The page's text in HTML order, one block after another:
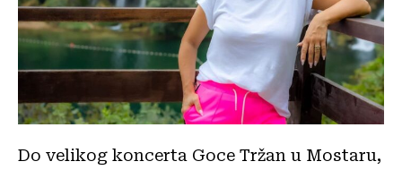
Do velikog koncerta Goce Tržan u Mostaru,